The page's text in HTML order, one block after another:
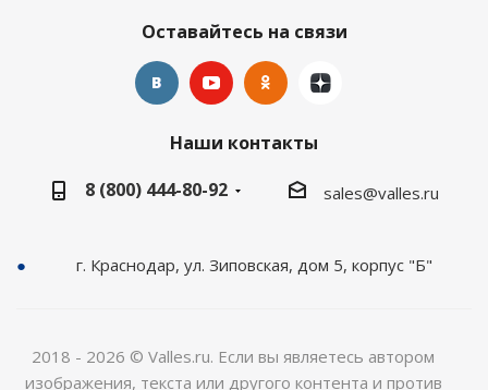
Оставайтесь на связи
Наши контакты
8 (800) 444-80-92
sales@valles.ru
г. Краснодар, ул. Зиповская, дом 5, корпус "Б"
2018 - 2026 © Valles.ru. Если вы являетесь автором
изображения, текста или другого контента и против